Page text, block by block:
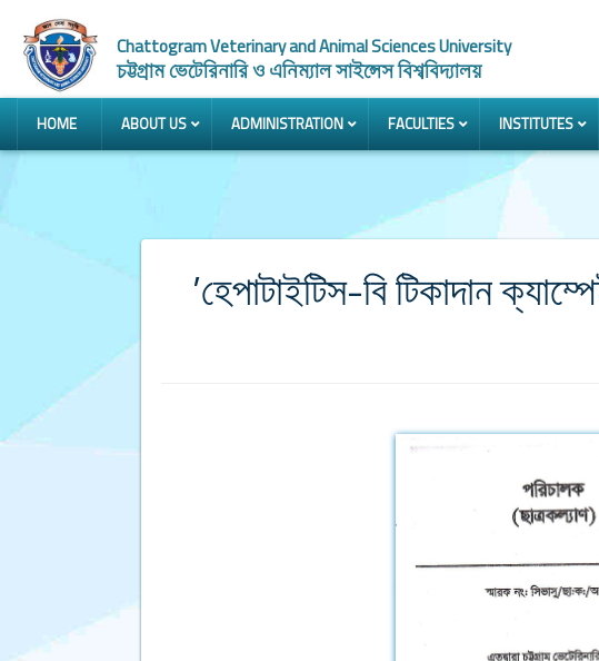
Chattogram Veterinary and Animal Sciences University
চট্টগ্রাম ভেটেরিনারি ও এনিম্যাল সাইন্সেস বিশ্ববিদ্যালয়
HOME ABOUT US ADMINISTRATION FACULTIES INSTITUTES
’হেপাটাইটিস-বি টিকাদান